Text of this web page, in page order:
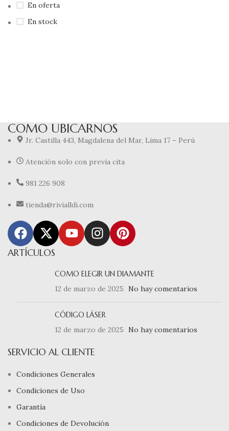
En oferta
En stock
COMO UBICARNOS
Jr. Castilla 443, Magdalena del Mar, Lima 17 – Perú
Atención solo con previa cita
981 226 908
tienda@rivialldi.com
ARTÍCULOS
COMO ELEGIR UN DIAMANTE
12 de marzo de 2025
No hay comentarios
CÓDIGO LÁSER
12 de marzo de 2025
No hay comentarios
SERVICIO AL CLIENTE
Condiciones Generales
Condiciones de Uso
Garantía
Condiciones de Devolución